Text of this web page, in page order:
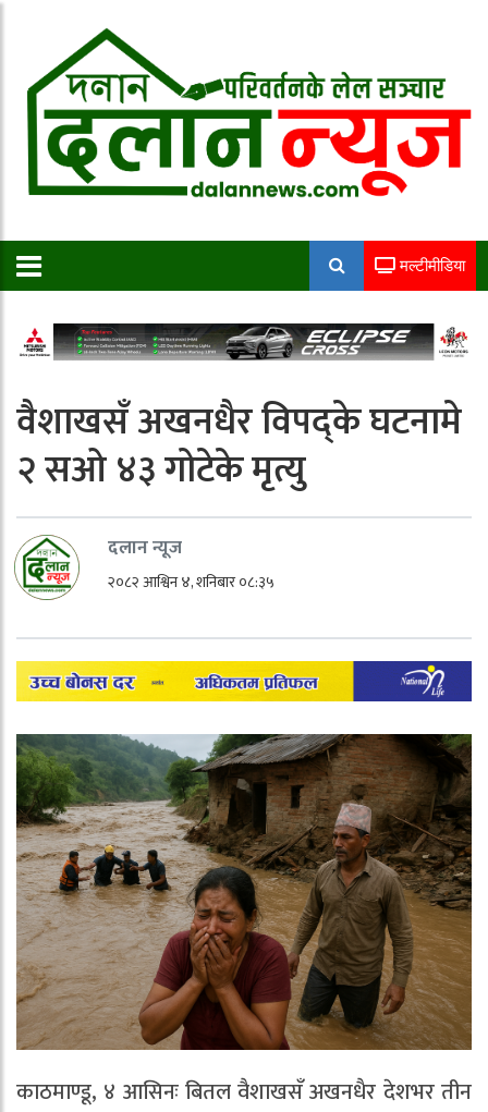
मल्टीमीडिया
वैशाखसँ अखनधैर विपद्के घटनामे
२ सओ ४३ गोटेके मृत्यु
दलान न्यूज
२०८२ आश्विन ४, शनिबार ०८:३५
काठमाण्डू, ४ आसिनः बितल वैशाखसँ अखनधैर देशभर तीन